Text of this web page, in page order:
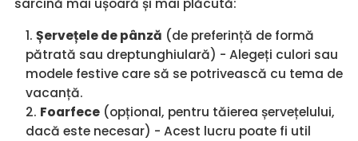
sarcină mai ușoară și mai plăcută:
Șervețele de pânză (de preferință de formă
pătrată sau dreptunghiulară) - Alegeți culori sau
modele festive care să se potrivească cu tema de
vacanță.
Foarfece(opțional, pentru tăierea șervețelului,
dacă este necesar) - Acest lucru poate fi util